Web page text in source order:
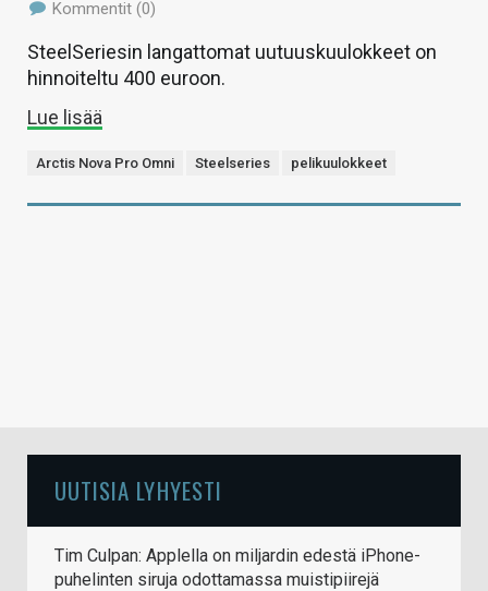
Kommentit (0)
SteelSeriesin langattomat uutuuskuulokkeet on
hinnoiteltu 400 euroon.
Lue lisää
Arctis Nova Pro Omni Steelseries pelikuulokkeet
UUTISIA LYHYESTI
Tim Culpan: Applella on miljardin edestä iPhone-
puhelinten siruja odottamassa muistipiirejä